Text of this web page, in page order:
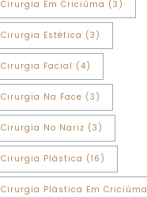
Cirurgia Em Criciúma (3)
Cirurgia Estética (3)
Cirurgia Facial (4)
Cirurgia Na Face (3)
Cirurgia No Nariz (3)
Cirurgia Plástica (16)
Cirurgia Plástica Em Criciúma